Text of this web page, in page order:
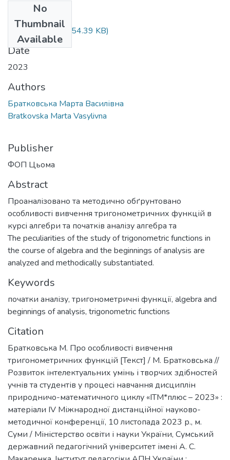
No
Thumbnail
Available
Bratkovska.pdf(454.39 KB)
Date
2023
Authors
Братковська Марта Василівна
Bratkovska Marta Vasylivna
Publisher
ФОП Цьома
Abstract
Проаналізовано та методично обґрунтовано
особливості вивчення тригонометричних функцій в
курсі алгебри та початків аналізу алгебра та
The peculiarities of the study of trigonometric functions in
the course of algebra and the beginnings of analysis are
analyzed and methodically substantiated.
Keywords
початки аналізу, тригонометричні функції, algebra and
beginnings of analysis, trigonometric functions
Citation
Братковська М. Про особливості вивчення
тригонометричних функцій [Текст] / М. Братковська //
Розвиток інтелектуальних умінь і творчих здібностей
учнів та студентів у процесі навчання дисциплін
природничо-математичного циклу «ІТМ*плюс – 2023» :
матеріали ІV Міжнародної дистанційної науково-
методичної конференції, 10 листопада 2023 р., м.
Суми / Міністерство освіти і науки України, Сумський
державний педагогічний університет імені А. С.